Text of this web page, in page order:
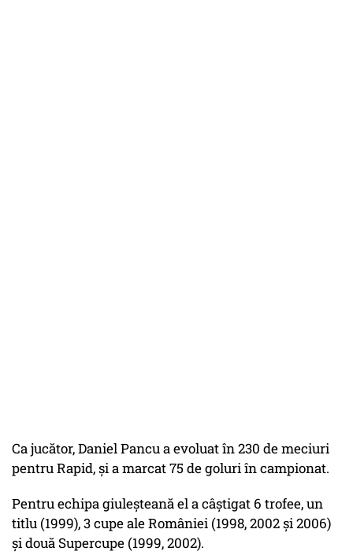
Ca jucător, Daniel Pancu a evoluat în 230 de meciuri
pentru Rapid, şi a marcat 75 de goluri în campionat.
Pentru echipa giuleşteană el a câştigat 6 trofee, un
titlu (1999), 3 cupe ale României (1998, 2002 şi 2006)
şi două Supercupe (1999, 2002).